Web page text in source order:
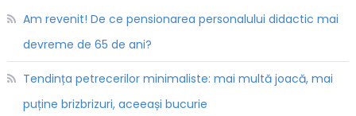
Am revenit! De ce pensionarea personalului didactic mai
devreme de 65 de ani?
Tendința petrecerilor minimaliste: mai multă joacă, mai
puține brizbrizuri, aceeași bucurie